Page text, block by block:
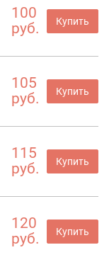
100
руб.
Купить
105
руб.
Купить
115
руб.
Купить
120
руб.
Купить